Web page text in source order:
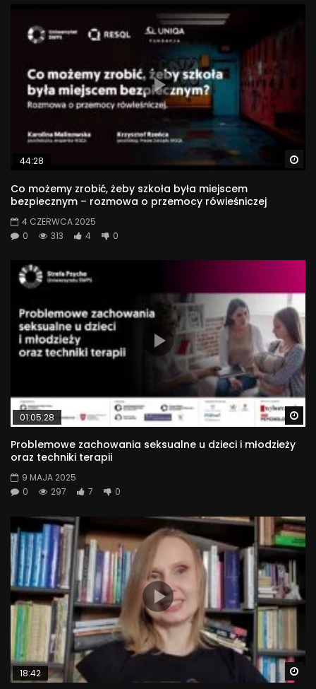
44:28
Co możemy zrobić, żeby szkoła była miejscem
bezpiecznym – rozmowa o przemocy rówieśniczej
4 CZERWCA 2025
0
313 4 0
01:05:28
Problemowe zachowania seksualne u dzieci i młodzieży
oraz techniki terapii
9 MAJA 2025
0
297 7 0
18:42